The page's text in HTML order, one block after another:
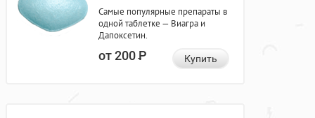
Самые популярные препараты в
одной таблетке — Виагра и
Дапоксетин.
от 200Р Купить